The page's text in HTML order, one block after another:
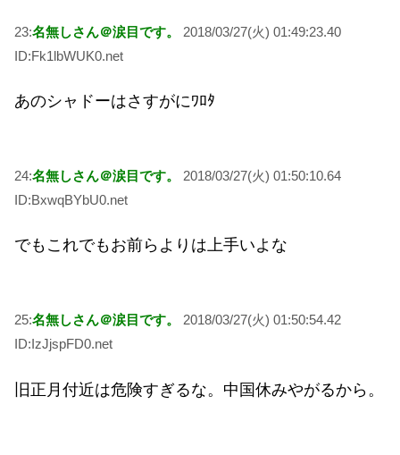
23:名無しさん＠涙目です。
2018/03/27(火) 01:49:23.40
ID:Fk1lbWUK0.net
あのシャドーはさすがにﾜﾛﾀ
24:名無しさん＠涙目です。
2018/03/27(火) 01:50:10.64
ID:BxwqBYbU0.net
でもこれでもお前らよりは上手いよな
25:名無しさん＠涙目です。
2018/03/27(火) 01:50:54.42
ID:IzJjspFD0.net
旧正月付近は危険すぎるな。中国休みやがるから。